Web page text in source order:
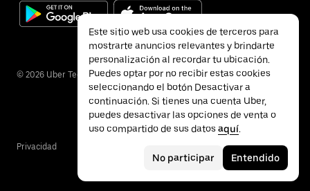
© 2026 Uber Technologies Inc.
Privacidad
Este sitio web usa cookies de terceros para
mostrarte anuncios relevantes y brindarte
personalización al recordar tu ubicación.
Puedes optar por no recibir estas cookies
seleccionando el botón Desactivar a
continuación. Si tienes una cuenta Uber,
puedes desactivar las opciones de venta o
uso compartido de sus datos aquí.
No participar Entendido